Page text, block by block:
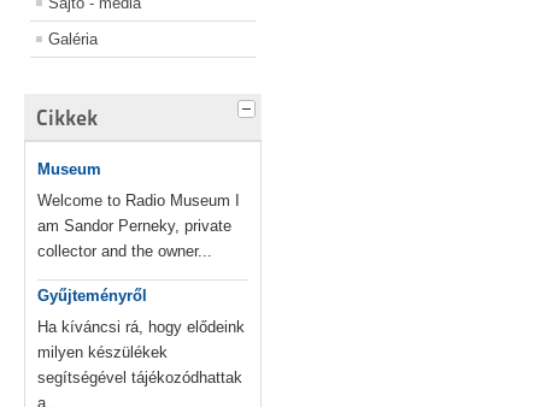
Galéria
Cikkek
Museum
Welcome to Radio Museum I
am Sandor Perneky, private
collector and the owner...
Gyűjteményről
Ha kíváncsi rá, hogy elődeink
milyen készülékek
segítségével tájékozódhattak
a...